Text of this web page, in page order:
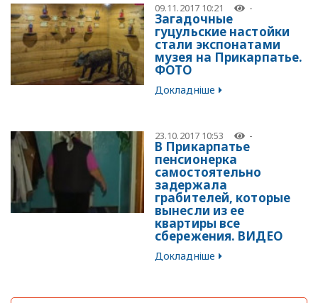
09.11.2017 10:21 -
Загадочные
гуцульские настойки
стали экспонатами
музея на Прикарпатье.
ФОТО
Докладніше
23.10.2017 10:53 -
В Прикарпатье
пенсионерка
самостоятельно
задержала
грабителей, которые
вынесли из ее
квартиры все
сбережения. ВИДЕО
Докладніше